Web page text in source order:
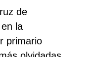
de
la
primario